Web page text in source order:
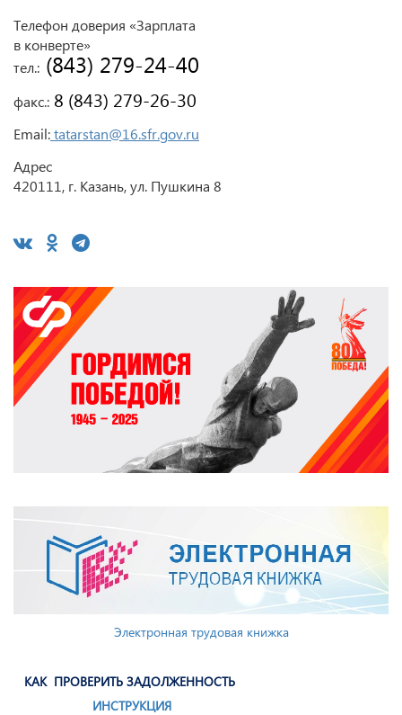
Телефон доверия «Зарплата
в конверте»
тел.: (843) 279-24-40
факс.: 8 (843) 279-26-30
Email:tatarstan@16.sfr.gov.ru
Адрес
420111, г. Казань, ул. Пушкина 8
Электронная трудовая книжка
КАК ПРОВЕРИТЬ ЗАДОЛЖЕННОСТЬ
ИНСТРУКЦИЯ